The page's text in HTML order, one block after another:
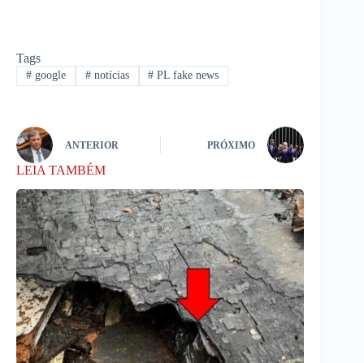
Tags
#google #notícias # PL fake news
ANTERIOR PRÓXIMO
LEIA TAMBÉM